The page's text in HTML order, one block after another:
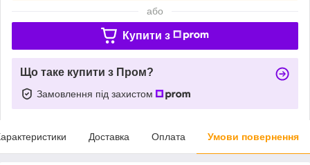
або
Купити з
Що таке купити з Пром?
Замовлення під захистом
Доставка Оплата Умови повернення